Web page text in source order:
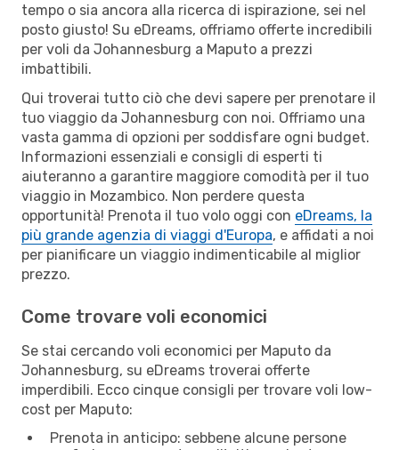
tempo o sia ancora alla ricerca di ispirazione, sei nel
posto giusto! Su eDreams, offriamo offerte incredibili
per voli da Johannesburg a Maputo a prezzi
imbattibili.
Qui troverai tutto ciò che devi sapere per prenotare il
tuo viaggio da Johannesburg con noi. Offriamo una
vasta gamma di opzioni per soddisfare ogni budget.
Informazioni essenziali e consigli di esperti ti
aiuteranno a garantire maggiore comodità per il tuo
viaggio in Mozambico. Non perdere questa
opportunità! Prenota il tuo volo oggi con eDreams, la
più grande agenzia di viaggi d'Europa, e affidati a noi
per pianificare un viaggio indimenticabile al miglior
prezzo.
Come trovare voli economici
Se stai cercando voli economici per Maputo da
Johannesburg, su eDreams troverai offerte
imperdibili. Ecco cinque consigli per trovare voli low-
cost per Maputo:
Prenota in anticipo: sebbene alcune persone